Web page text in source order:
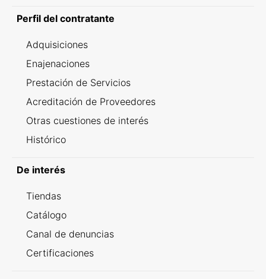
Perfil del contratante
Adquisiciones
Enajenaciones
Prestación de Servicios
Acreditación de Proveedores
Otras cuestiones de interés
Histórico
De interés
Tiendas
Catálogo
Canal de denuncias
Certificaciones